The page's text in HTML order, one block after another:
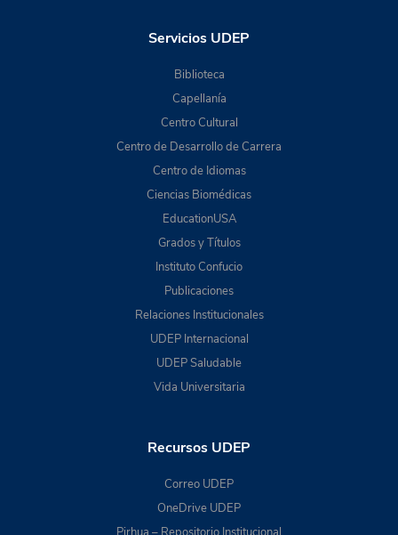
Servicios UDEP
Biblioteca
Capellanía
Centro Cultural
Centro de Desarrollo de Carrera
Centro de Idiomas
Ciencias Biomédicas
EducationUSA
Grados y Títulos
Instituto Confucio
Publicaciones
Relaciones Institucionales
UDEP Internacional
UDEP Saludable
Vida Universitaria
Recursos UDEP
Correo UDEP
OneDrive UDEP